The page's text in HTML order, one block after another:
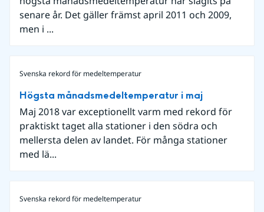
senare år. Det gäller främst april 2011 och 2009,
men i ...
Svenska rekord för medeltemperatur
Högsta månadsmedeltemperatur i maj
Maj 2018 var exceptionellt varm med rekord för
praktiskt taget alla stationer i den södra och
mellersta delen av landet. För många stationer
med lä...
Svenska rekord för medeltemperatur